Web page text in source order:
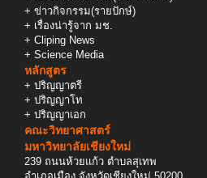
+ ข่าวกิจกรรม(รายปักษ์)
+ เรื่องน่ารู้จาก มช.
+ Cliping News
+ Science Media
หลักสูตร
+ ปริญญาตรี
+ ปริญญาโท
+ ปริญญาเอก
คณะวิทยาศาสตร์
มหาวิทยาลัยเชียงใหม่
239 ถนนห้วยแก้ว ตำบลสุเทพ